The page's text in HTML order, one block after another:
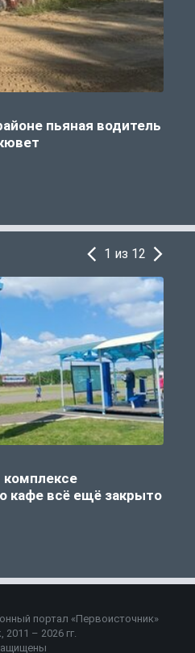
пьяная водитель
1 из 12
кафе всё ещё закрыто
портал «Первоисточник»
– 2026 гг.